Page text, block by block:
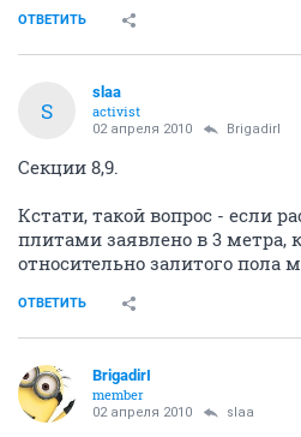
ОТВЕТИТЬ
S
slaa
activist
02 апреля 2010 BrigadirI
Секции 8,9.
Кстати, такой вопрос - если
плитами заявлено в 3 метра,
относительно залитого пола
ОТВЕТИТЬ
BrigadirI
member
02 апреля 2010 slaa